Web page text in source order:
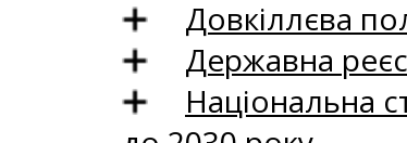
Довкіллєва
Державна
Національна